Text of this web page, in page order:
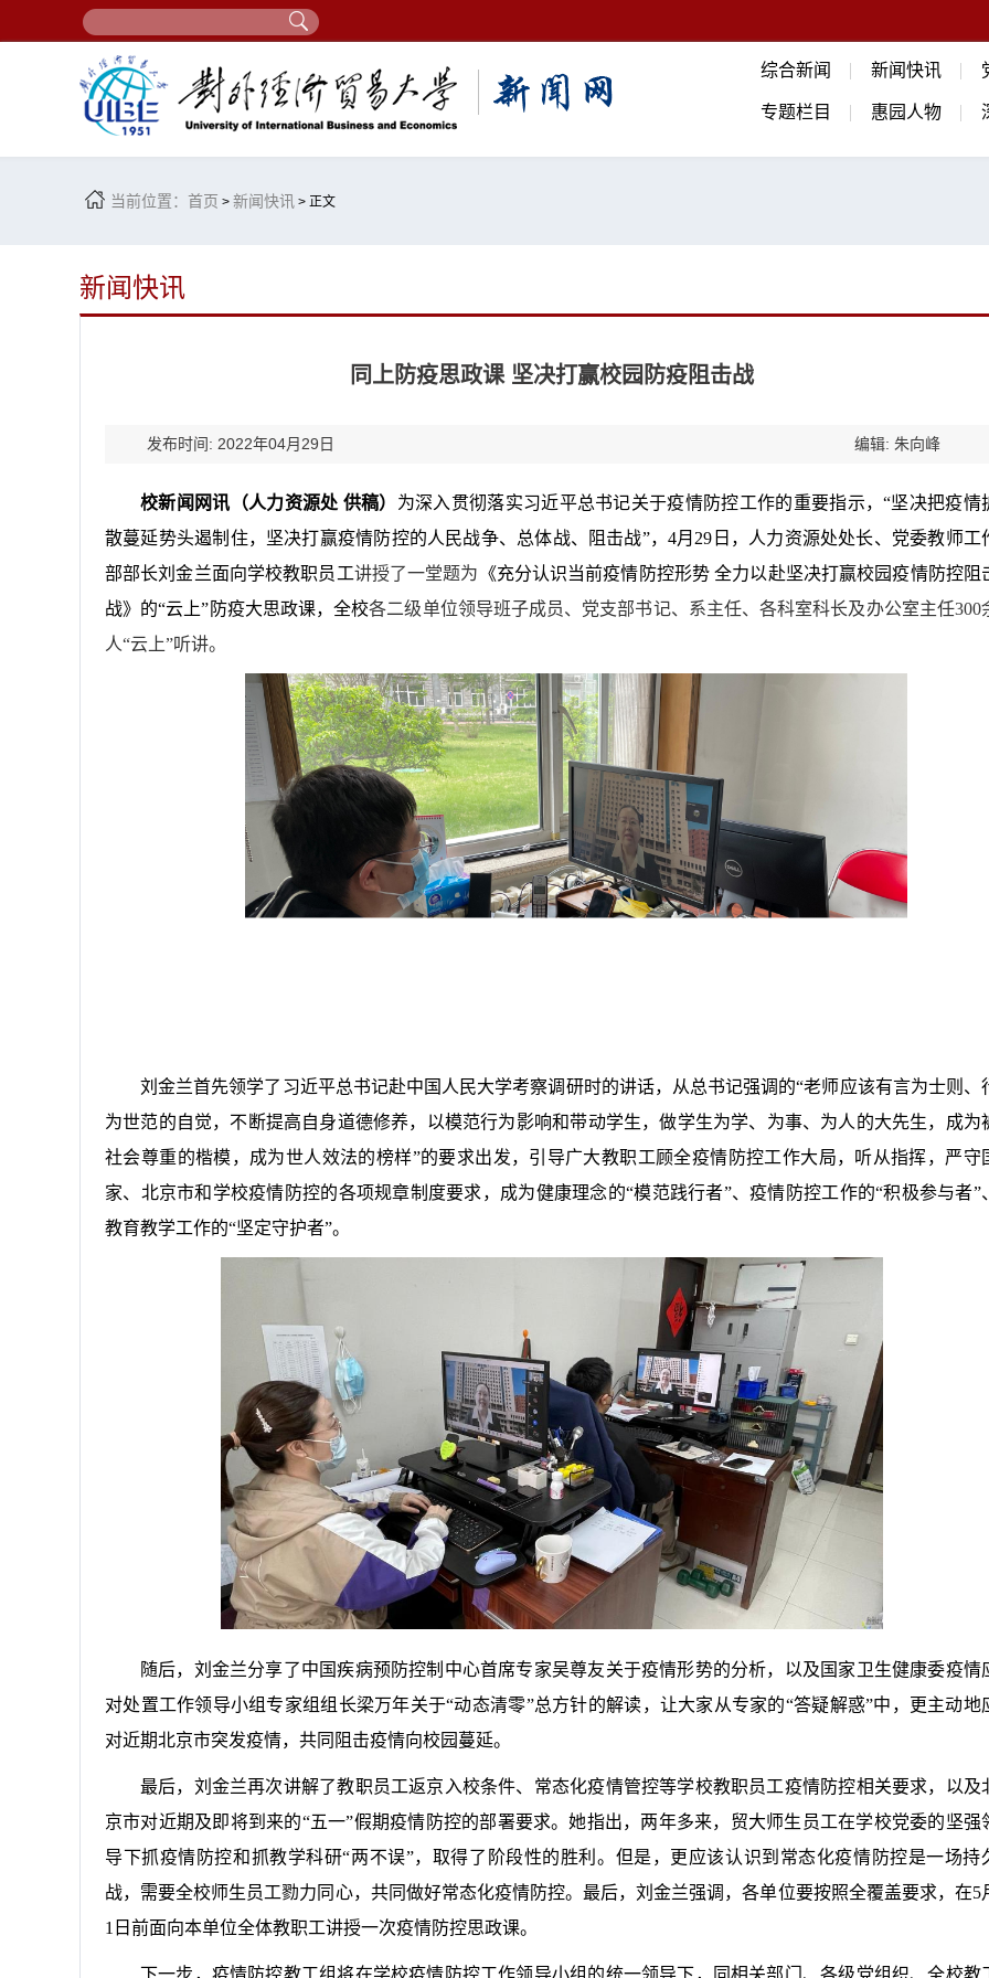
综合新闻 新闻快讯
专题栏目 惠园人物
当前位置： 首页 > 新闻快讯 > 正文
新闻快讯
同上防疫思政课 坚决打赢校园防疫阻击战
发布时间: 2022年04月29日 编辑: 朱向峰
校新闻网讯（人力资源处 供稿） 为深入贯彻落实习近平总书记关于疫情防控工作的重要指示，“坚决把疫情
散蔓延势头遏制住，坚决打赢疫情防控的人民战争、总体战、阻击战”，4月29日，人力资源处处长、党委教师工
部部长刘金兰面向学校教职员工讲授了一堂题为 《充分认识当前疫情防控形势 全力以赴坚决打赢校园疫情防控阻
战》的“云上”防疫大思政课，全校各二级单位领导班子成员、党支部书记、系主任、各科室科长及办公室主任300
人“云上”听讲。
刘金兰首先领学了 习近平总书记赴中国人民大学考察调研时的讲话，从总书记强调的“老师应该有言为士则、
为世范的自觉，不断提高自身道德修养，以模范行为影响和带动学生，做学生为学、为事、为人的大先生，成为
社会尊重的楷模，成为世人效法的榜样”的要求出发，引导广大教职工顾全疫情防控工作大局，听从指挥，严守
家、北京市和学校疫情防控的各项规章制度要求，成为健康理念的“模范践行者”、疫情防控工作的“积极参与者”、
教育教学工作的“坚定守护者”。
随后，刘金兰分享了中国疾病预防控制中心首席专家吴尊友关于疫情形势的分析，以及国家卫生健康委疫情
对处置工作领导小组专家组组长梁万年关于“动态清零”总方针的解读，让大家从专家的“答疑解惑”中，更主动地
对近期北京市突发疫情，共同阻击疫情向校园蔓延。
最后，刘金兰再次讲解了教职员工返京入校条件、常态化疫情管控等学校教职员工疫情防控相关要求，以及
京市对近期及即将到来的“五一”假期疫情防控的部署要求。她指出，两年多来， 贸大师生员工在学校党委的坚强
导下抓疫情防控和抓教学科研“两不误”，取得了阶段性的胜利。但是，更应该认识到常态化疫情防控是一场持
战，需要全校师生员工勠力同心，共同做好常态化疫情防控。最后，刘金兰强调，各单位要按照全覆盖要求，在5
1日前面向本单位全体教职工讲授一次疫情防控思政课。
下一步，疫情防控教工组将在学校疫情防控工作领导小组的统一领导下，同相关部门、各级党组织、全校教